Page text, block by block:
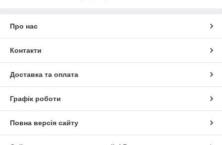
Про нас
Контакти
Доставка та оплата
Графік роботи
Повна версія сайту